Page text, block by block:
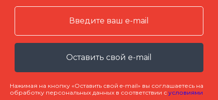
Оставить свой e-mail
Нажимая на кнопку «Оставить свой e-mail» вы соглашаетесь на
обработку персональных данных в соответствии с условиями